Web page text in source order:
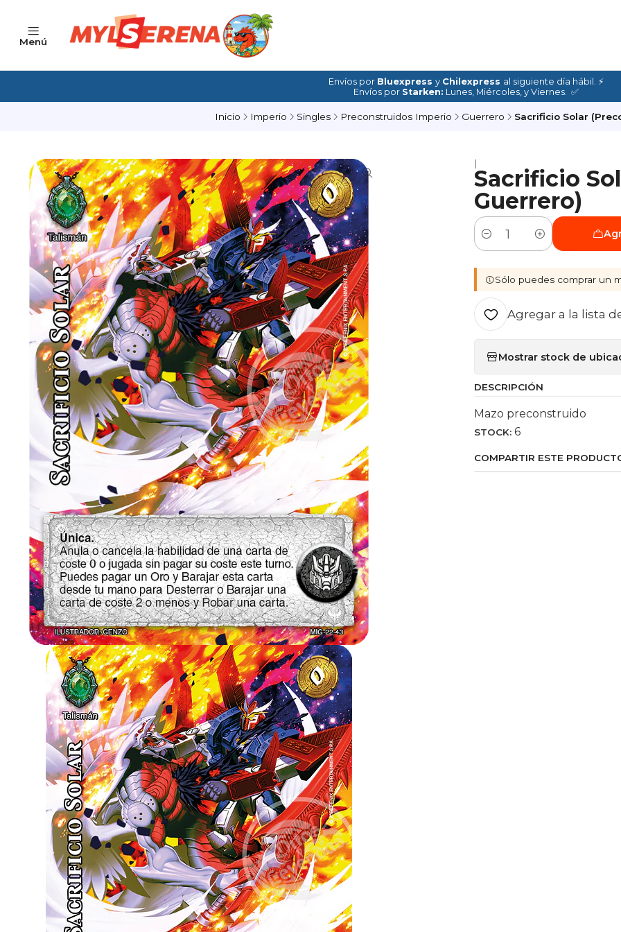
Menú
Envíos por Bluexpress y Chilexpress al siguiente día hábil. ⚡
Envíos por Starken: Lunes, Miércoles, y Viernes. ✅
Inicio Imperio Singles Preconstruidos Imperio Guerrero Sacrificio Solar
|
Sacrificio
Guerrero)
Cantidad
Sólo puedes comprar un
Agregar a la lista
Mostrar stock de
DESCRIPCIÓN
Mazo preconstruido
STOCK: 6
COMPARTIR ESTE